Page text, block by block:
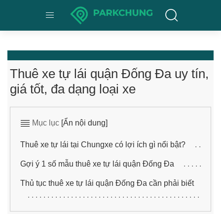
Thuê xe tự lái quận Đống Đa uy tín,
giá tốt, đa dạng loại xe
Mục lục [Ẩn nội dung]
Thuê xe tự lái tại Chungxe có lợi ích gì nổi bật?
Gợi ý 1 số mẫu thuê xe tự lái quận Đống Đa
Thủ tục thuê xe tự lái quận Đống Đa cần phải biết